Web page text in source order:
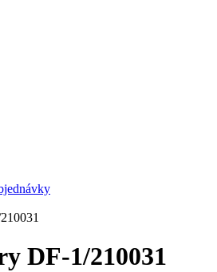
DF-1/210031